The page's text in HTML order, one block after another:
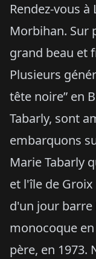
Rendez-vous
Morbihan. Sur
grand beau et
Plusieurs
tête noire” en
Tabarly, sont
embarquons
Marie Tabarly
et l'île de
d'un jour barre
monocoque
père, en 1973.